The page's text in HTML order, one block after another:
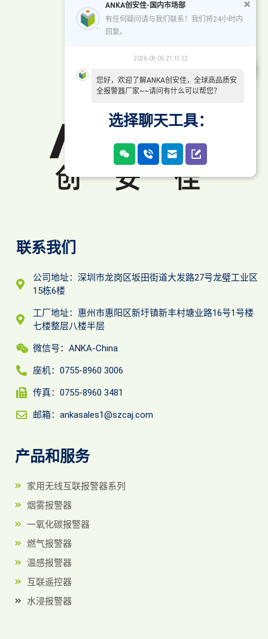
联系我们
公司地址：深圳市龙岗区坂田街道大发路27号龙璧工业区
15栋6楼
工厂地址：惠州市惠阳区新圩镇新丰村塘业路16号1号楼
七楼整层八楼半层
微信号：ANKA-China
座机：0755-8960 3006
传真：0755-8960 3481
邮箱：ankasales1@szcaj.com
产品和服务
家用无线互联报警器系列
烟雾报警器
一氧化碳报警器
燃气报警器
温感报警器
互联遥控器
水浸报警器
ANKA创安佳-国内市场部
有任何疑问请与我们联系！我们将24小时内
回复。
2026-08-05 21:13:32
您好，欢迎了解ANKA创安佳，全球高品质安
全报警器厂家~~请问有什么可以帮您？
选择聊天工具：